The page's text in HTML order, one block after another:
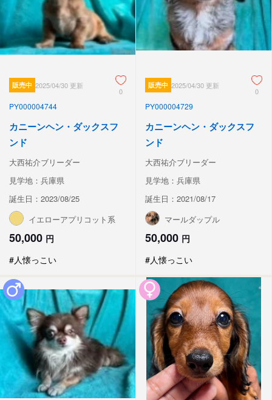
販売中 2025/04/30 更新
0
PY000004744
カニーンヘン・ダックスフ
ンド
大西祐介ブリーダー
見学地：兵庫県
誕生日：2023/08/25
イエローアプリコット系
50,000 円
#人懐っこい
販売中 2025/04/30 更新
0
PY000004729
カニーンヘン・ダックスフ
ンド
大西祐介ブリーダー
見学地：兵庫県
誕生日：2021/08/17
マールダップル
50,000 円
#人懐っこい